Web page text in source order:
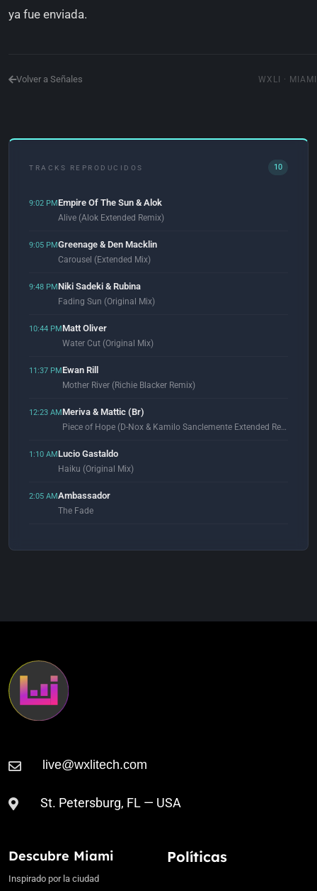
ya fue enviada.
Volver a Señales WXLI · MIAMI
TRACKS REPRODUCIDOS 10
9:02 PMEmpire Of The Sun & Alok
Alive (Alok Extended Remix)
9:05 PMGreenage & Den Macklin
Carousel (Extended Mix)
9:48 PMNiki Sadeki & Rubina
Fading Sun (Original Mix)
10:44 PMMatt Oliver
Water Cut (Original Mix)
11:37 PMEwan Rill
Mother River (Richie Blacker Remix)
12:23 AMMeriva & Mattic (Br)
Piece of Hope (D-Nox & Kamilo Sanclemente Extended Remix)
1:10 AMLucio Gastaldo
Haiku (Original Mix)
2:05 AMAmbassador
The Fade
Bicycle Day (Original Mix)
St. Petersburg, FL — USA
Descubre Miami
Inspirado por la ciudad
Políticas